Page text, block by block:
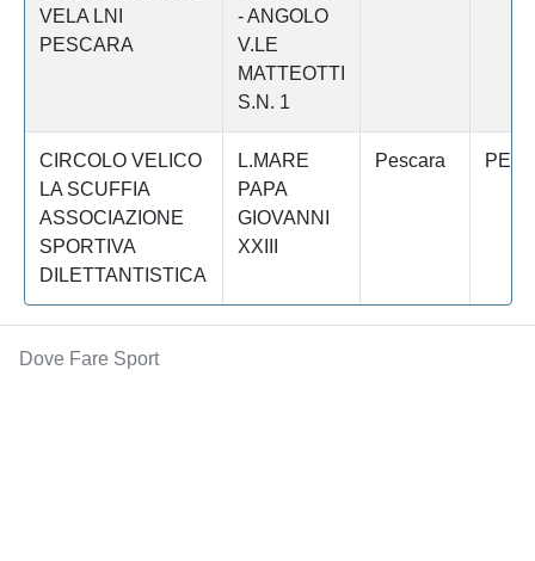
VELA LNI
PESCARA
- ANGOLO
V.LE
MATTEOTTI
S.N. 1
CIRCOLO VELICO
LA SCUFFIA
ASSOCIAZIONE
SPORTIVA
DILETTANTISTICA
L.MARE
PAPA
GIOVANNI
XXIII
Pescara
Dove Fare Sport